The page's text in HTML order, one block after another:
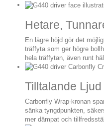
Hetare,
En lägre höjd gör det
träffyta som ger högre
hela träffytan, även runt
Tilltalande Ljud
Carbonfly Wrap-kronan
sänka tyngdpunkten,
mer dämpat och